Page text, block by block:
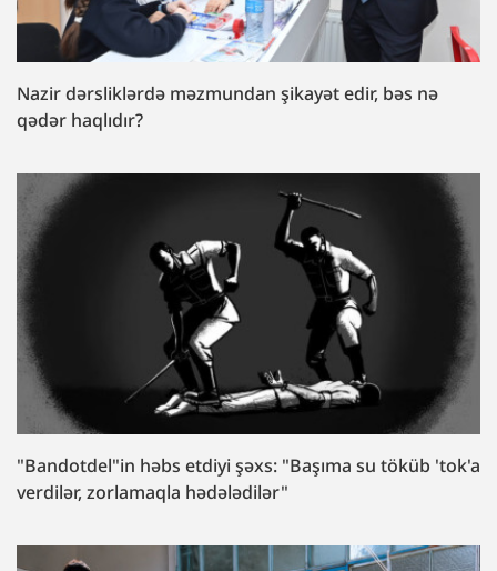
Nazir dərsliklərdə məzmundan şikayət edir, bəs nə
qədər haqlıdır?
"Bandotdel"in həbs etdiyi şəxs: "Başıma su töküb 'tok'a
verdilər, zorlamaqla hədələdilər"